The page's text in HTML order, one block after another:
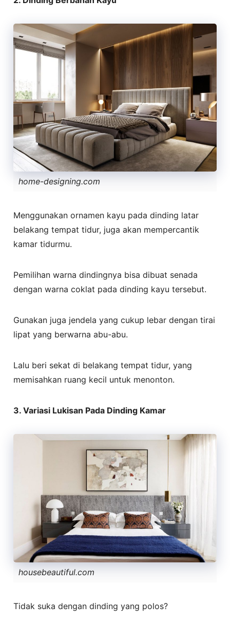
home-designing.com
Menggunakan ornamen kayu pada dinding latar
belakang tempat tidur, juga akan mempercantik
kamar tidurmu.
Pemilihan warna dindingnya bisa dibuat senada
dengan warna coklat pada dinding kayu tersebut.
Gunakan juga jendela yang cukup lebar dengan tirai
lipat yang berwarna abu-abu.
Lalu beri sekat di belakang tempat tidur, yang
memisahkan ruang kecil untuk menonton.
3. Variasi Lukisan Pada Dinding Kamar
housebeautiful.com
Tidak suka dengan dinding yang polos?